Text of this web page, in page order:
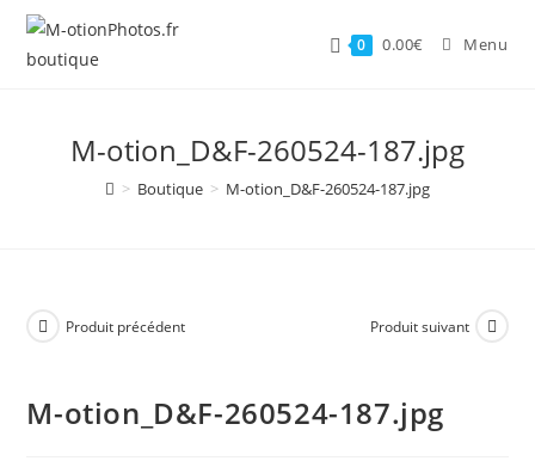
Skip
content
0 0.00€ Menu
M-otion_D&F-260524-187.jpg
> Boutique > M-otion_D&F-260524-187.jpg
Produit précédent Produit suivant
M-otion_D&F-260524-187.jpg